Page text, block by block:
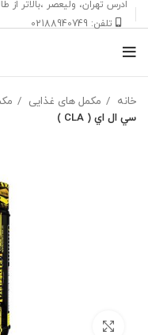
ادرس تهران، ‎وليعصر ،بالاتر از طالقاني ،كوچه گيلان،پلاک ۱،داروخانه شفا مركزي
تلفن: 02188940749
خانه مکمل های غذایی
سي ال اي ( CLA )